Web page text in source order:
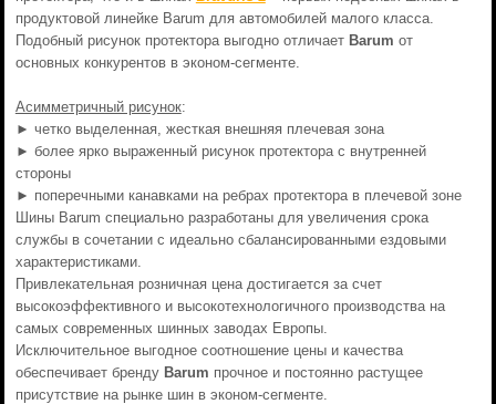
продуктовой линейке Barum для автомобилей малого класса.
Подобный рисунок протектора выгодно отличает Barum от
основных конкурентов в эконом-сегменте.
Асимметричный рисунок:
► четко выделенная, жесткая внешняя плечевая зона
► более ярко выраженный рисунок протектора с внутренней
стороны
► поперечными канавками на ребрах протектора в плечевой зоне
Шины Barum специально разработаны для увеличения срока
службы в сочетании с идеально сбалансированными ездовыми
характеристиками.
Привлекательная розничная цена достигается за счет
высокоэффективного и высокотехнологичного производства на
самых современных шинных заводах Европы.
Исключительное выгодное соотношение цены и качества
обеспечивает бренду Barum прочное и постоянно растущее
присутствие на рынке шин в эконом-сегменте.